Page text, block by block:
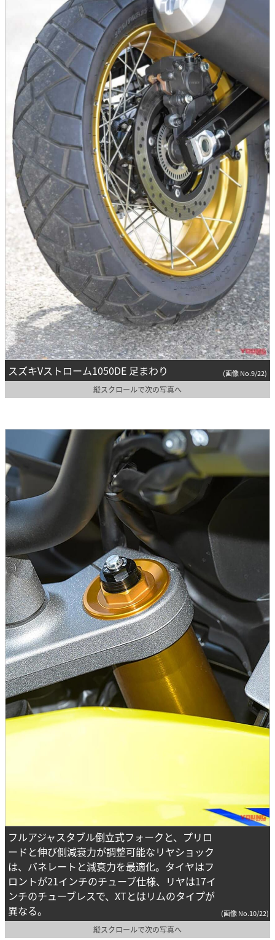
スズキVストローム1050DE 足まわり (画像 No.9/22)
縦スクロールで次の写真へ
フルアジャスタブル倒立式フォークと、プリロ
ードと伸び側減衰力が調整可能なリヤショック
は、バネレートと減衰力を最適化。タイヤはフ
ロントが21インチのチューブ仕様、リヤは17イ
ンチのチューブレスで、XTとはリムのタイプが
異なる。
(画像 No.10/22)
縦スクロールで次の写真へ